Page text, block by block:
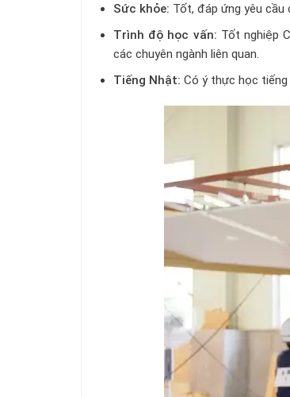
Sức khỏe: Tốt, đáp ứng yêu cầu
Trình độ học vấn: Tốt nghiệp
các chuyên ngành liên quan.
Tiếng Nhật: Có ý thực học